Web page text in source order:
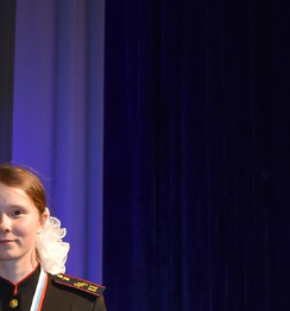
кадет, 101 взвод